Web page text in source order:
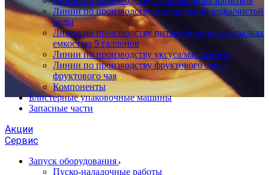
Линии по производству минеральной воды/чистой
воды
Линии по производству питьевой воды в бутылках
емкостью 5 галлонов
Линии по производству уксуса/масла/вина
Линии по производству фруктового сока/
фруктового чая
Компоненты
Блистерные упаковочные машины
Запасные части
Акции
Сервис
Запуск оборудования
Пуско-наладочные работы